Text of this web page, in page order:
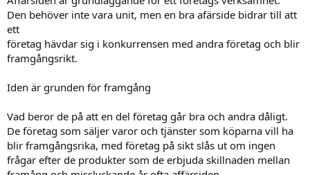
Den behöver inte vara unit, men en bra afärside bidrar till att
ett
företag hävdar sig i konkurrensen med andra företag och blir
framgångsrikt.
Iden är grunden för framgång
Vad beror de på att en del företag går bra och andra dåligt.
De företag som säljer varor och tjänster som köparna vill ha
blir framgångsrika, med företag på sikt slås ut om ingen
frågar efter de produkter som de erbjuda skillnaden mellan